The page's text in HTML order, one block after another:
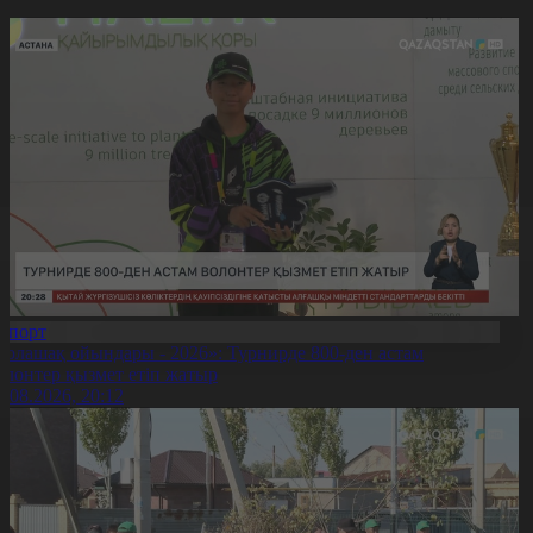
ойындары - 2026»: Турнирде 800-ден астам
қызмет етіп жатыр
20:12